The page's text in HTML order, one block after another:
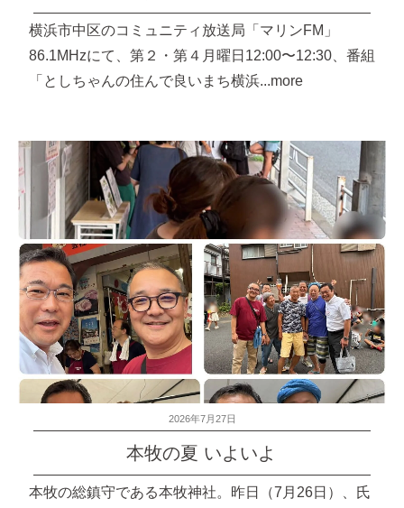
横浜市中区のコミュニティ放送局「マリンFM」
86.1MHzにて、第２・第４月曜日12:00〜12:30、番組
「としちゃんの住んで良いまち横浜...more
投
稿
日:
2026年7月27日
本牧の夏 いよいよ
本牧の総鎮守である本牧神社。昨日（7月26日）、氏